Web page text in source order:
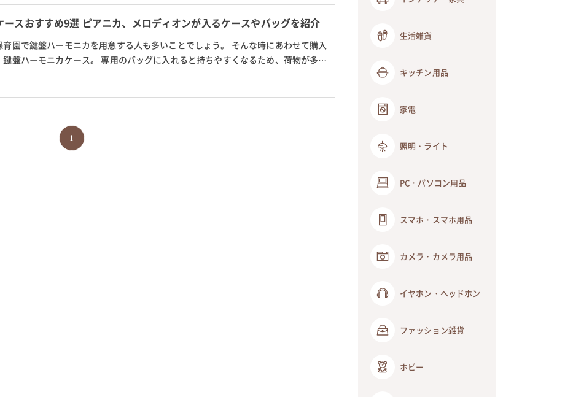
ースおすすめ9選 ピアニカ、メロディオンが入るケースやバッグを紹介
園で鍵盤ハーモニカを用意する人も多いことでしょう。 そんな時にあわせて購入
鍵盤ハーモニカケース。 専用のバッグに入れると持ちやすくなるため、荷物が多い
るメリットがあります。 そこで今...
1
生活雑貨
キッチン用品
家電
照明・ライト
PC・パソコン用品
スマホ・スマホ用品
カメラ・カメラ用品
イヤホン・ヘッドホン
ファッション雑貨
ホビー